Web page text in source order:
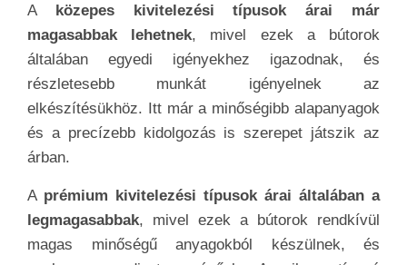
A közepes kivitelezési típusok árai már
magasabbak lehetnek, mivel ezek a bútorok
általában egyedi igényekhez igazodnak, és
részletesebb munkát igényelnek az
elkészítésükhöz. Itt már a minőségibb alapanyagok
és a precízebb kidolgozás is szerepet játszik az
árban.
A prémium kivitelezési típusok árai általában a
legmagasabbak, mivel ezek a bútorok rendkívül
magas minőségű anyagokból készülnek, és